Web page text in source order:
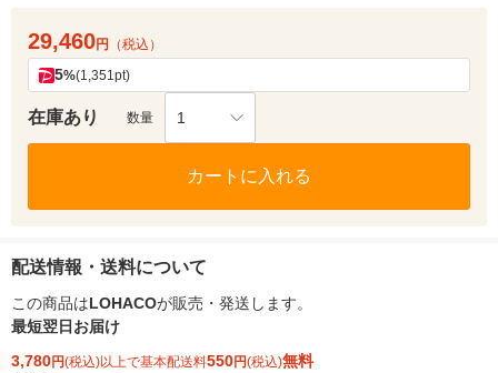
29,460円 （税込）
5%(1,351pt)
在庫あり 数量 1
カートに入れる
配送情報・送料について
この商品はLOHACOが販売・発送します。
最短翌日お届け
3,780円(税込)以上で基本配送料550円(税込)無料